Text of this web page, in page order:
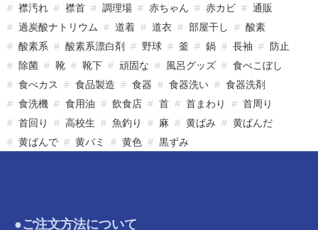
襟汚れ
襟首 調理場 赤ちゃん 赤カビ
通販
過炭酸ナトリウム
道着 道衣 部屋干し
酸素
酸素系
酸素系漂白剤 野球 釜 鍋 長袖
防止
除菌
靴 靴下 頑固な 風呂グッズ
食べこぼし
食べカス
食品製造 食器 食器洗い
食器洗剤
食洗機
食用油 飲食店 首 首まわり
首周り
首回り
高校生 魚釣り 麻 黄ばみ
黄ばんだ
黄ばんで
黄バミ 黄色 黒ずみ
●ご注文方法について